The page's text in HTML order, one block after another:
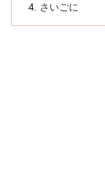
さいごに